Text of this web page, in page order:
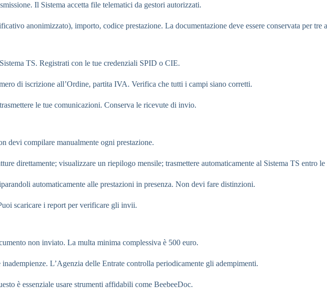
Il Sistema accetta file telematici da gestori autorizzati.
anonimizzato), importo, codice prestazione. La documentazione deve essere conservata per tre
TS. Registrati con le tue credenziali SPID o CIE.
di iscrizione all’Ordine, partita IVA. Verifica che tutti i campi siano corretti.
le tue comunicazioni. Conserva le ricevute di invio.
devi compilare manualmente ogni prestazione.
direttamente; visualizzare un riepilogo mensile; trasmettere automaticamente al Sistema TS entro le
automaticamente alle prestazioni in presenza. Non devi fare distinzioni.
scaricare i report per verificare gli invii.
non inviato. La multa minima complessiva è 500 euro.
L’Agenzia delle Entrate controlla periodicamente gli adempimenti.
è essenziale usare strumenti affidabili come BeebeeDoc.